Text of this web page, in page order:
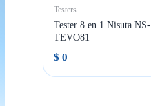
Testers
Tester 8 en 1 Nisuta NS-
TEVO81
$ 0